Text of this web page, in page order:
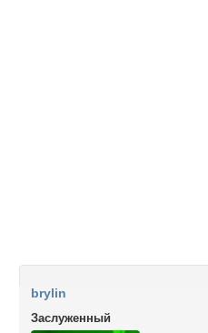
brylin
Заслуженный